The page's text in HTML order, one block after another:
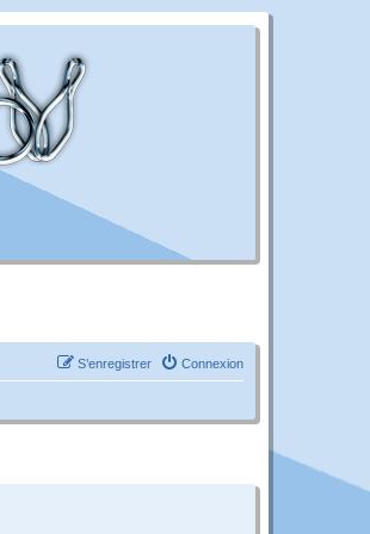
Connexion
S’enregistrer